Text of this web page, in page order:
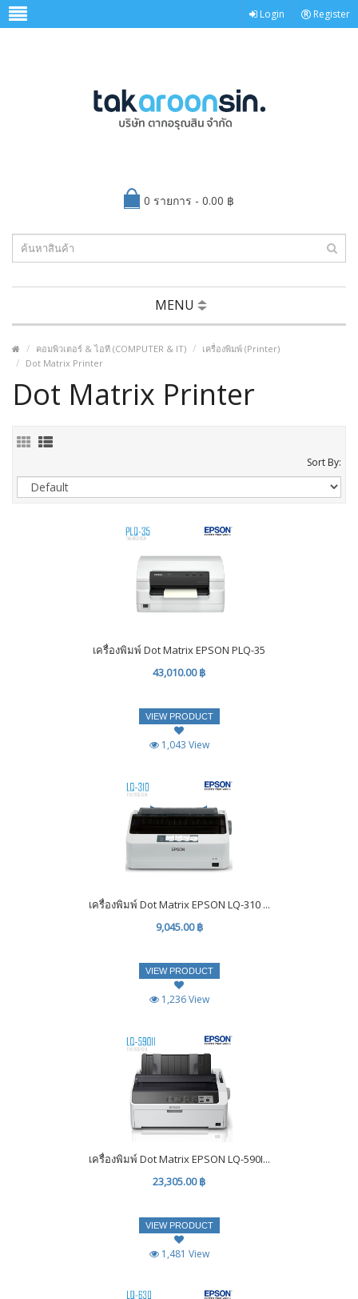
Login Register
0 รายการ - 0.00 ฿
MENU
คอมพิวเตอร์ & ไอที (COMPUTER & IT)
เครื่องพิมพ์ (Printer)
Dot Matrix Printer
Dot Matrix Printer
Sort By:
เครื่องพิมพ์ Dot Matrix EPSON PLQ-35
43,010.00 ฿
VIEW PRODUCT
1,043 View
เครื่องพิมพ์ Dot Matrix EPSON LQ-310 ...
9,045.00 ฿
VIEW PRODUCT
1,236 View
เครื่องพิมพ์ Dot Matrix EPSON LQ-590I...
23,305.00 ฿
VIEW PRODUCT
1,481 View